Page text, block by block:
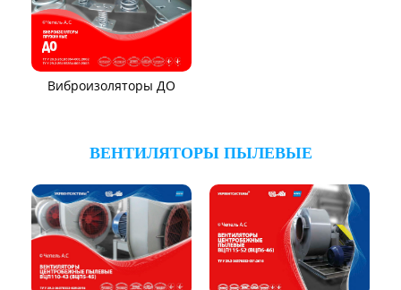
Виброизоляторы ДО
ВЕНТИЛЯТОРЫ ПЫЛЕВЫЕ